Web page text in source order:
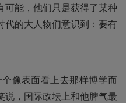
能，他们只是获得了某种
代的大人物们意识到：要有
像表面看上去那样博学而
，国际政坛上和他脾气最